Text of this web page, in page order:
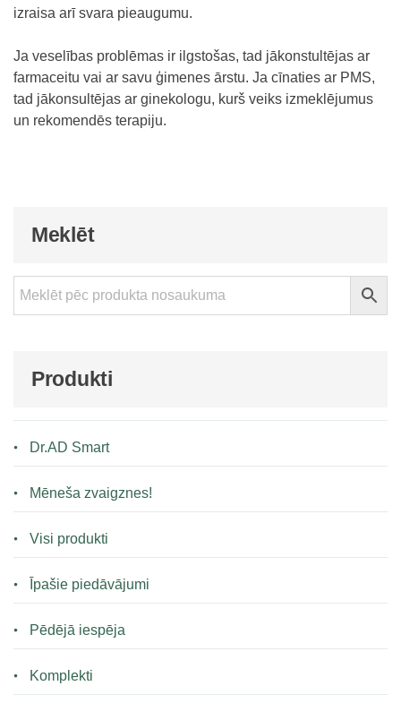
izraisa arī svara pieaugumu.
Ja veselības problēmas ir ilgstošas, tad jākonstultējas ar
farmaceitu vai ar savu ģimenes ārstu. Ja cīnaties ar PMS,
tad jākonsultējas ar ginekologu, kurš veiks izmeklējumus
un rekomendēs terapiju.
Meklēt
Produkti
Dr.AD Smart
Mēneša zvaigznes!
Visi produkti
Īpašie piedāvājumi
Pēdējā iespēja
Komplekti